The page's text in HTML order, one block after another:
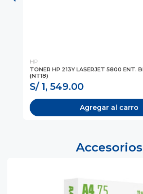
HP
TONER HP 213Y LASERJET 5800 ENT.
(NT18)
S/ 1, 549.00
Agregar al carro
Accesorios